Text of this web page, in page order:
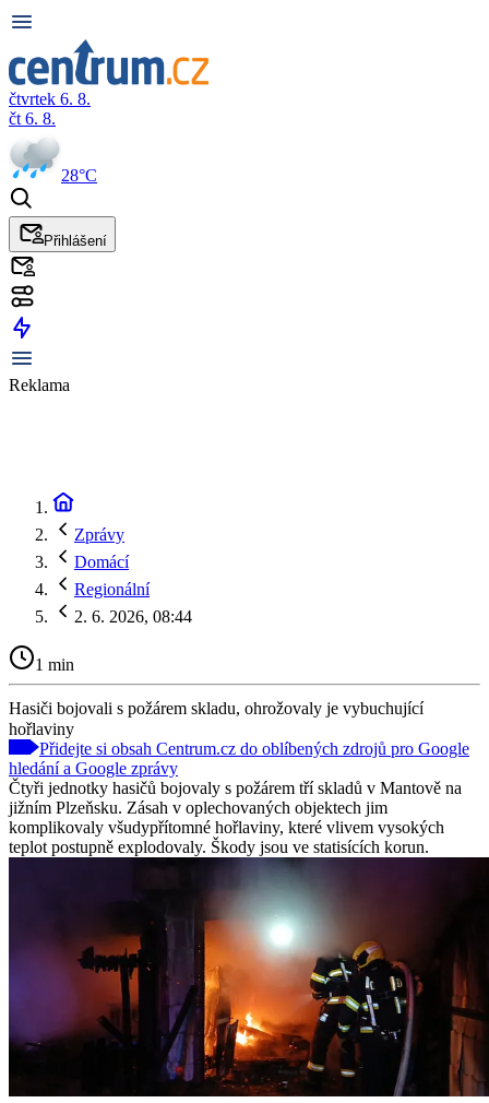
čtvrtek 6. 8.
čt 6. 8.
28°C
Přihlášení
Reklama
Zprávy
Domácí
Regionální
2. 6. 2026, 08:44
1 min
Hasiči bojovali s požárem skladu, ohrožovaly je vybuchující
hořlaviny
Přidejte si obsah Centrum.cz do oblíbených zdrojů pro Google
hledání a Google zprávy
Čtyři jednotky hasičů bojovaly s požárem tří skladů v Mantově na
jižním Plzeňsku. Zásah v oplechovaných objektech jim
komplikovaly všudypřítomné hořlaviny, které vlivem vysokých
teplot postupně explodovaly. Škody jsou ve statisících korun.